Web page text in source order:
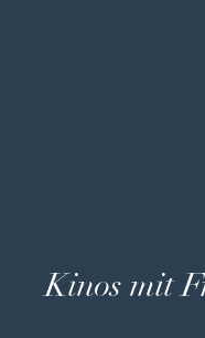
Kinos mit